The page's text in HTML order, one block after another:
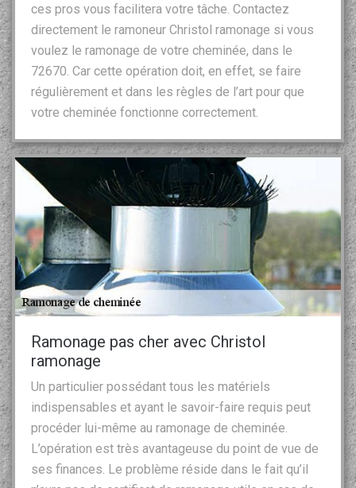
ces pros vous facilitera votre tâche. Contactez
directement le ramoneur Christol ramonage si vous
voulez le ramonage de votre cheminée, dans le
72670. Car cette opération doit, en effet, se faire
régulièrement et dans les règles de l’art pour que
votre cheminée fonctionne correctement.
Ramonage pas cher avec Christol
ramonage
Un particulier possédant tous les matériels
indispensables et ayant le savoir-faire requis peut
procéder lui-même au ramonage de cheminée.
L’opération est très avantageuse du point de vue de
ses finances. Le problème réside dans le fait qu’il